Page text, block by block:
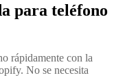
para teléfono
rápidamente con la
No se necesita